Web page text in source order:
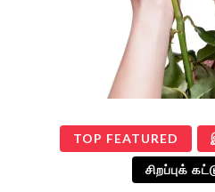
TOP FEATURED
சிறப்புக்